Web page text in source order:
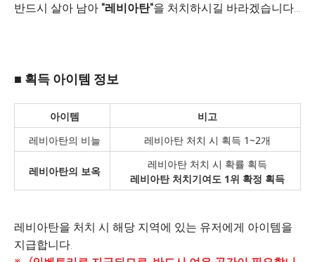
반드시 살아 남아 "레비아탄"을 처치하시길 바라겠습니다...
■ 획득 아이템 정보
아이템
비고
레비아탄의 비늘
레비아탄 처치 시 획득 1~2개
레비아탄의 보옥
레비아탄 처치 시 확률 획득
레비아탄 처치기여도 1위 확정 획득
레비아탄을 처치 시 해당 지역에 있는 유저에게 아이템을
지급합니다.